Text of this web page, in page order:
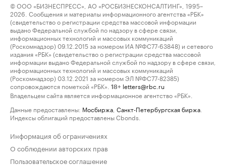
© ООО «БИЗНЕСПРЕСС», АО «РОСБИЗНЕСКОНСАЛТИНГ», 1995–
2026. Сообщения и материалы информационного агентства «РБК»
(свидетельство о регистрации средства массовой информации
выдано Федеральной службой по надзору в сфере связи,
информационных технологий и массовых коммуникаций
(Роскомнадзор) 09.12.2015 за номером ИА №ФС77-63848) и сетевого
издания «РБК» (свидетельство о регистрации средства массовой
информации выдано Федеральной службой по надзору в сфере связи,
информационных технологий и массовых коммуникаций
(Роскомнадзор) 03.12.2021 за номером ЭЛ №ФС77-82385)
сопровождаются пометкой «РБК».
18+ letters@rbc.ru
Владельцем сайта является информационное агентство «РБК».
Данные предоставлены: Мосбиржа Санкт-Петербургская биржа
Индексы облигаций предоставлены Cbonds.
Информация об ограничениях
О соблюдении авторских прав
Пользовательское соглашение